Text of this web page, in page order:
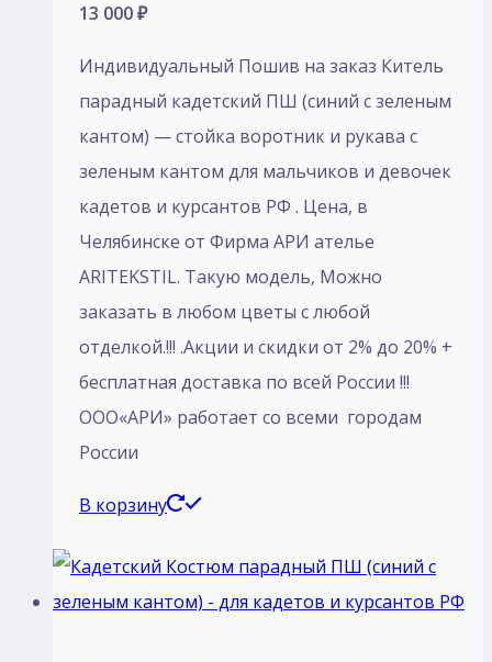
13 000₽
Индивидуальный Пошив на заказ Китель
парадный кадетский ПШ (синий с зеленым
кантом) — стойка воротник и рукава с
зеленым кантом для мальчиков и девочек
кадетов и курсантов РФ . Цена, в
Челябинске от Фирма АРИ ателье
ARITEKSTIL. Такую модель, Mожно
заказать в любом цветы с любой
отделкой.!!! .Акции и скидки от 2% до 20% +
бесплатная доставка по всей России !!!
ООО«АРИ» работает со всеми городам
России
В корзину